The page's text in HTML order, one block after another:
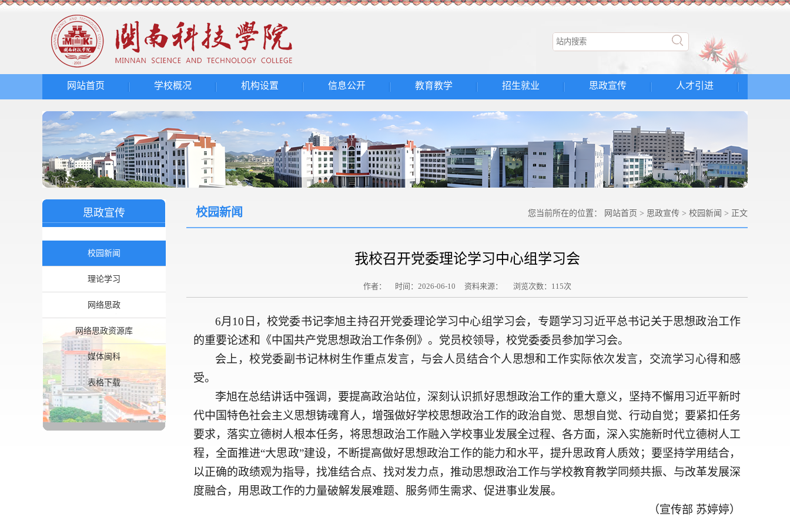
网站首页 学校概况 机构设置 信息公开 教育教学 招生就业 思政宣传 人才引进
思政宣传
校园新闻
理论学习
网络思政
网络思政资源库
媒体闽科
表格下载
校园新闻 您当前所在的位置： 网站首页 > 思政宣传 > 校园新闻 > 正文
我校召开党委理论学习中心组学习会
作者： 时间：2026-06-10 资料来源： 浏览次数： 115次
6月10日，校党委书记李旭主持召开党委理论学习中心组学习会，专题学习习近平总书记关于思想政治工作
的重要论述和《中国共产党思想政治工作条例》。党员校领导，校党委委员参加学习会。
会上，校党委副书记林树生作重点发言，与会人员结合个人思想和工作实际依次发言，交流学习心得和感
受。
李旭在总结讲话中强调，要提高政治站位，深刻认识抓好思想政治工作的重大意义，坚持不懈用习近平新时
代中国特色社会主义思想铸魂育人，增强做好学校思想政治工作的政治自觉、思想自觉、行动自觉；要紧扣任务
要求，落实立德树人根本任务，将思想政治工作融入学校事业发展全过程、各方面，深入实施新时代立德树人工
程，全面推进“大思政”建设，不断提高做好思想政治工作的能力和水平，提升思政育人质效；要坚持学用结合，
以正确的政绩观为指导，找准结合点、找对发力点，推动思想政治工作与学校教育教学同频共振、与改革发展深
度融合，用思政工作的力量破解发展难题、服务师生需求、促进事业发展。
（宣传部 苏婷婷）